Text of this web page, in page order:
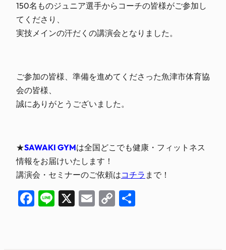
150名ものジュニア選手からコーチの皆様がご参加し
てくださり、
実技メインの汗だくの講演会となりました。
ご参加の皆様、準備を進めてくださった魚津市体育協
会の皆様、
誠にありがとうございました。
★SAWAKI GYMは全国どこでも健康・フィットネス
情報をお届けいたします！
講演会・セミナーのご依頼はコチラ まで！
Facebook
Line
X EmailCopy